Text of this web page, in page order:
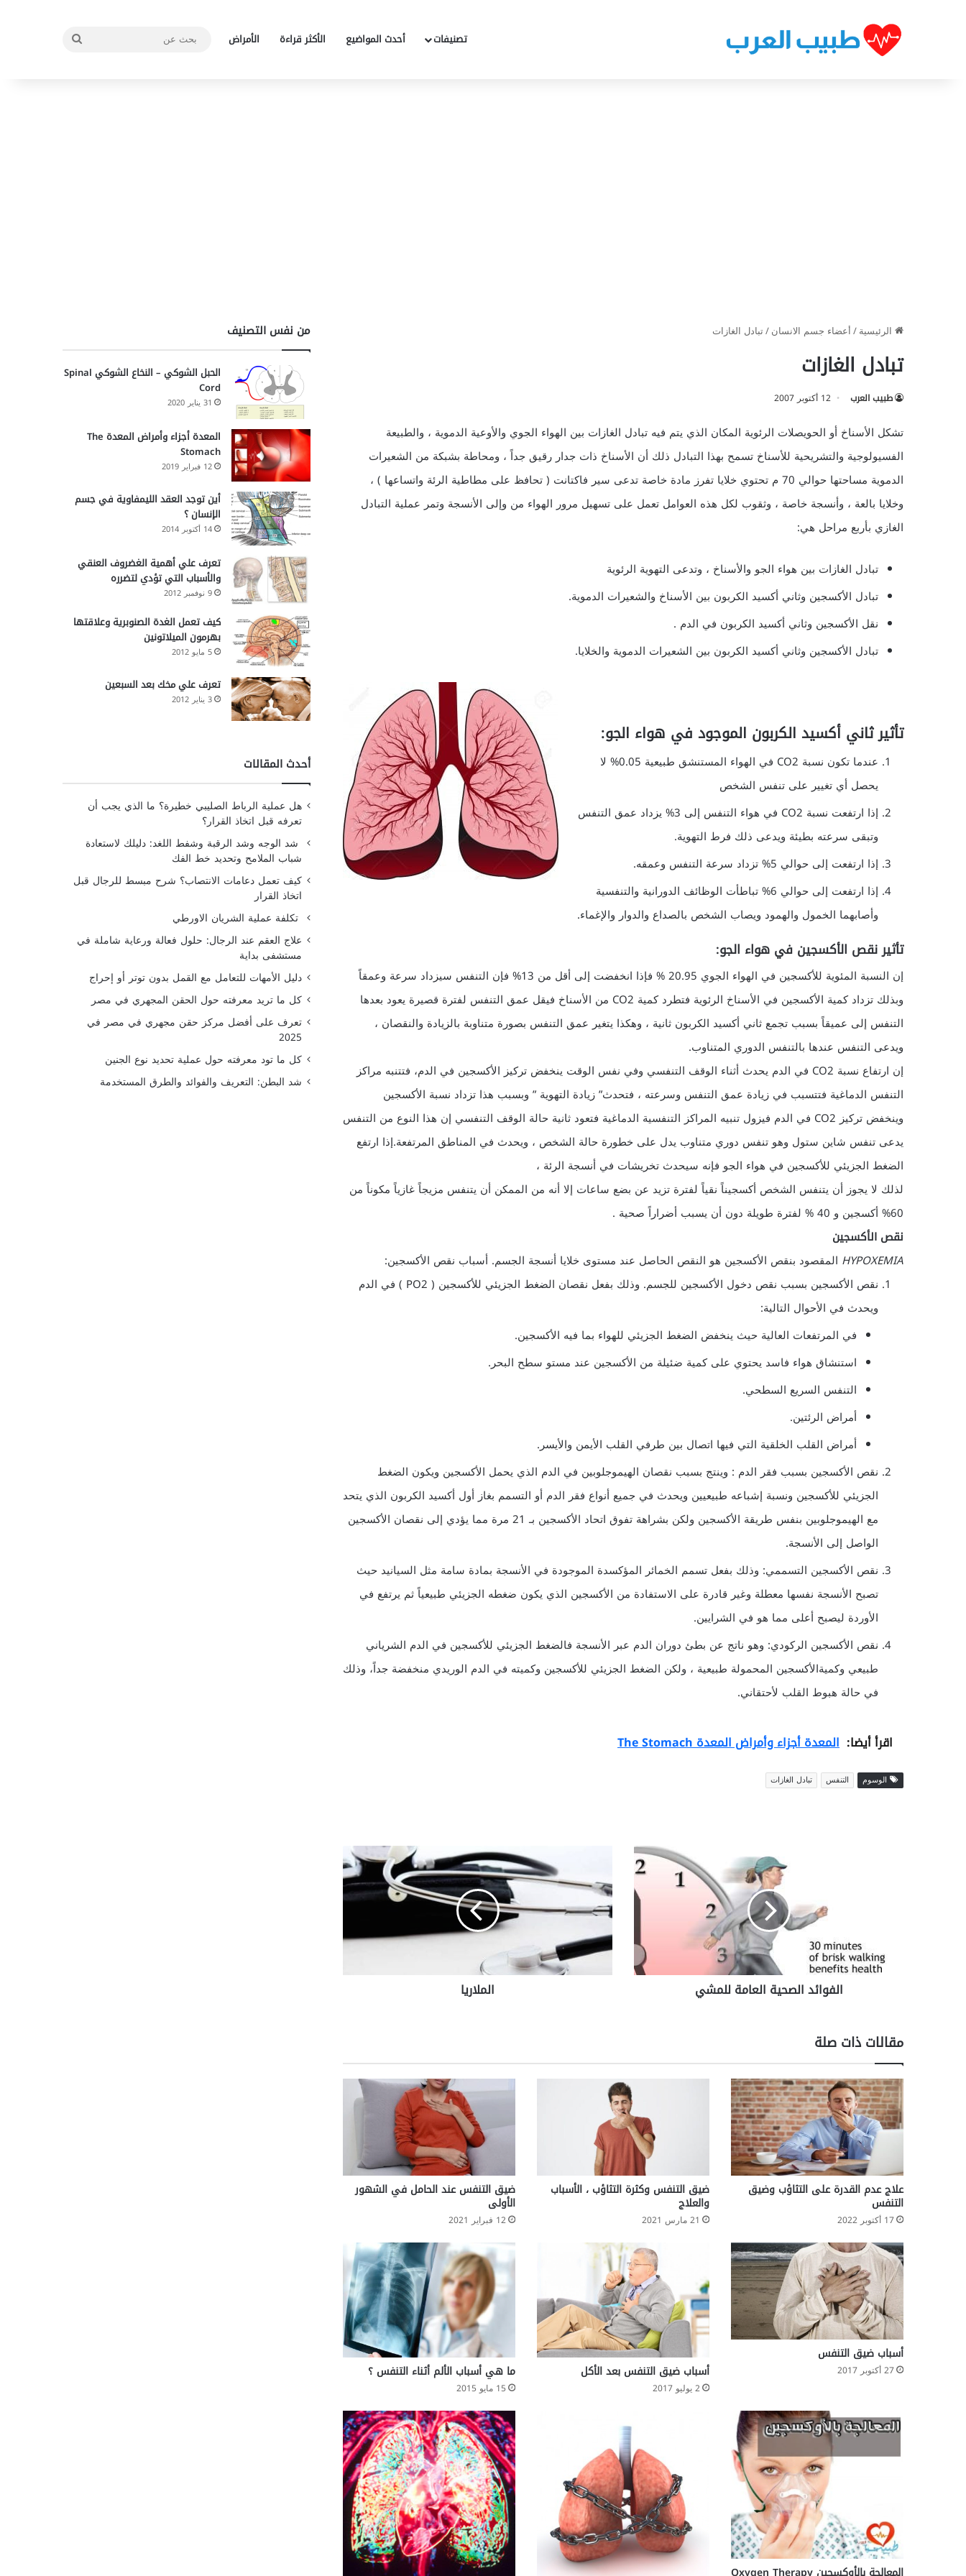
تصنيفات أحدث المواضيع الأكثر قراءة الأمراض
الرئيسية/أعضاء جسم الانسان/تبادل الغازات
تبادل الغازات
طبيب العرب 12 أكتوبر 2007
تشكل الأسناخ أو الحويصلات الرئوية المكان الذي يتم فيه تبادل الغازات بين الهواء الجوي والأوعية الدموية ، والطبيعة
الفسيولوجية والتشريحية للأسناخ تسمح بهذا التبادل ذلك أن الأسناخ ذات جدار رقيق جداً ، ومحاطة بشبكة من الشعيرات
الدموية مساحتها حوالي 70 م تحتوي خلايا تفرز مادة خاصة تدعى سير فاكتانت ( تحافظ على مطاطية الرئة واتساعها ) ،
وخلايا بالعة ، وأنسجة خاصة ، وثقوب لكل هذه العوامل تعمل على تسهيل مرور الهواء من وإلى الأنسجة وتمر عملية التبادل
الغازي بأربع مراحل هي:
تبادل الغازات بين هواء الجو والأسناخ ، وتدعى التهوية الرئوية
تبادل الأكسجين وثاني أكسيد الكربون بين الأسناخ والشعيرات الدموية.
نقل الأكسجين وثاني أكسيد الكربون في الدم .
تبادل الأكسجين وثاني أكسيد الكربون بين الشعيرات الدموية والخلايا.
تأثير ثاني أكسيد الكربون الموجود في هواء الجو:
عندما تكون نسبة CO2 في الهواء المستنشق طبيعية 0.05% لا
يحصل أي تغيير على تنفس الشخص
إذا ارتفعت نسبة CO2 في هواء التنفس إلى 3% يزداد عمق التنفس
وتبقى سرعته بطيئة ويدعى ذلك فرط التهوية.
إذا ارتفعت إلى حوالي 5% تزداد سرعة التنفس وعمقه.
إذا ارتفعت إلى حوالي 6% تباطأت الوظائف الدورانية والتنفسية
وأصابهما الخمول والهمود ويصاب الشخص بالصداع والدوار والإغماء.
تأثير نقص الأكسجين في هواء الجو:
إن النسبة المئوية للأكسجين في الهواء الجوي 20.95 % فإذا انخفضت إلى أقل من 13% فإن التنفس سيزداد سرعة وعمقاً
وبذلك تزداد كمية الأكسجين في الأسناخ الرئوية فتطرد كمية CO2 من الأسناخ فيقل عمق التنفس لفترة قصيرة يعود بعدها
التنفس إلى عميقاً بسبب تجمع ثاني أكسيد الكربون ثانية ، وهكذا يتغير عمق التنفس بصورة متناوبة بالزيادة والنقصان ،
ويدعى التنفس عندها بالتنفس الدوري المتناوب.
إن ارتفاع نسبة CO2 في الدم يحدث أثناء الوقف التنفسي وفي نفس الوقت ينخفض تركيز الأكسجين في الدم، فتتنبه مراكز
التنفس الدماغية فتتسبب في زيادة عمق التنفس وسرعته ، فتحدث” زيادة التهوية ” وبسبب هذا تزداد نسبة الأكسجين
وينخفض تركيز CO2 في الدم فيزول تنبيه المراكز التنفسية الدماغية فتعود ثانية حالة الوقف التنفسي إن هذا النوع من التنفس
يدعى تنفس شاين ستول وهو تنفس دوري متناوب يدل على خطورة حالة الشخص ، ويحدث في المناطق المرتفعة.إذا ارتفع
الضغط الجزيئي للأكسجين في هواء الجو فإنه سيحدث تخريشات في أنسجة الرئة ،
لذلك لا يجوز أن يتنفس الشخص أكسجيناً نقياً لفترة تزيد عن بضع ساعات إلا أنه من الممكن أن يتنفس مزيجاً غازياً مكوناً من
60% أكسجين و 40 % لفترة طويلة دون أن يسبب أضراراً صحية .
نقص الأكسجين
HYPOXEMIA المقصود بنقص الأكسجين هو النقص الحاصل عند مستوى خلايا أنسجة الجسم. أسباب نقص الأكسجين:
نقص الأكسجين بسبب نقص دخول الأكسجين للجسم. وذلك بفعل نقصان الضغط الجزيئي للأكسجين ( PO2 ) في الدم
ويحدث في الأحوال التالية:
في المرتفعات العالية حيث ينخفض الضغط الجزيئي للهواء بما فيه الأكسجين.
استنشاق هواء فاسد يحتوي على كمية ضئيلة من الأكسجين عند مستو سطح البحر.
التنفس السريع السطحي.
أمراض الرئتين.
أمراض القلب الخلقية التي فيها اتصال بين طرفي القلب الأيمن والأيسر.
نقص الأكسجين بسبب فقر الدم : وينتج بسبب نقصان الهيموجلوبين في الدم الذي يحمل الأكسجين ويكون الضغط
الجزيئي للأكسجين ونسبة إشباعه طبيعيين ويحدث في جميع أنواع فقر الدم أو التسمم بغاز أول أكسيد الكربون الذي يتحد
مع الهيموجلوبين بنفس طريقة الأكسجين ولكن بشراهة تفوق اتحاد الأكسجين بـ 21 مرة مما يؤدي إلى نقصان الأكسجين
الواصل إلى الأنسجة.
نقص الأكسجين التسممي: وذلك بفعل تسمم الخمائر المؤكسدة الموجودة في الأنسجة بمادة سامة مثل السيانيد حيث
تصبح الأنسجة نفسها معطلة وغير قادرة على الاستفادة من الأكسجين الذي يكون ضغطه الجزيئي طبيعياً ثم يرتفع في
الأوردة ليصبح أعلى مما هو في الشرايين.
نقص الأكسجين الركودي: وهو ناتج عن بطئ دوران الدم عبر الأنسجة فالضغط الجزيئي للأكسجين في الدم الشرياني
طبيعي وكميةالأكسجين المحمولة طبيعية ، ولكن الضغط الجزيئي للأكسجين وكميته في الدم الوريدي منخفضة جداً، وذلك
في حالة هبوط القلب لأحتقاني.
اقرأ أيضا: المعدة أجزاء وأمراض المعدة The Stomach
الوسوم التنفس تبادل الغازات
ا
ل
ع
ا
م
ة
م
ش
ي
الفوائد الصحية العامة للمشي
م
ل
ا
ي
الملاريا
مقالات ذات صلة
علاج عدم القدرة على التثاؤب وضيق
التنفس
17 أكتوبر 2022
ضيق التنفس وكثرة التثاؤب ، الأسباب
والعلاج
21 مارس 2021
ضيق التنفس عند الحامل في الشهور
الأولى
12 فبراير 2021
أسباب ضيق التنفس
27 أكتوبر 2017 أسباب ضيق التنفس بعد الأكل
2 يوليو 2017
ما هي أسباب الألم أثناء التنفس ؟
15 مايو 2015
من نفس التصنيف
الحبل الشوكي – النخاع الشوكي Spinal
Cord
31 يناير 2020
المعدة أجزاء وأمراض المعدة The
Stomach
12 فبراير 2019
أين توجد العقد الليمفاوية في جسم
الإنسان ؟
14 أكتوبر 2014
تعرف علي أهمية الغضروف العنقي
والأسباب التي تؤدي لتضرره
9 نوفمبر 2012
كيف تعمل الغدة الصنوبرية وعلاقتها
بهرمون الميلاتونين
5 مايو 2012
تعرف علي مخك بعد السبعين
3 يناير 2012
أحدث المقالات
هل عملية الرباط الصليبي خطيرة؟ ما الذي يجب أن
تعرفه قبل اتخاذ القرار؟
شد الوجه وشد الرقبة وشفط اللغد: دليلك لاستعادة
شباب الملامح وتحديد خط الفك
كيف تعمل دعامات الانتصاب؟ شرح مبسط للرجال قبل
اتخاذ القرار
تكلفة عملية الشريان الاورطي
علاج العقم عند الرجال: حلول فعالة ورعاية شاملة في
مستشفى بداية
دليل الأمهات للتعامل مع القمل بدون توتر أو إحراج
كل ما تريد معرفته حول الحقن المجهري في مصر
تعرف على أفضل مركز حقن مجهري في مصر في
2025
كل ما تود معرفته حول عملية تحديد نوع الجنين
شد البطن: التعريف والفوائد والطرق المستخدمة